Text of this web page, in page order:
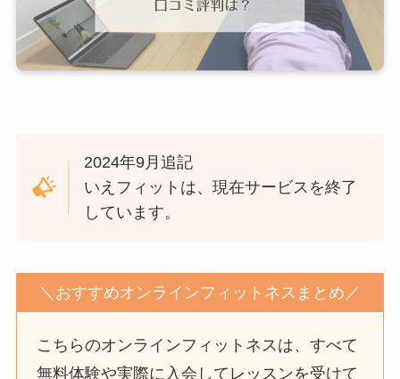
2024年9月追記
いえフィットは、現在サービスを終了
しています。
＼おすすめオンラインフィットネスまとめ／
こちらのオンラインフィットネスは、すべて
無料体験や実際に入会してレッスンを受けて